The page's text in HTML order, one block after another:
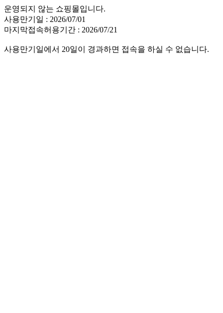
운영되지 않는 쇼핑몰입니다.
사용만기일 : 2026/07/01
마지막접속허용기간 : 2026/07/21
사용만기일에서 20일이 경과하면 접속을 하실 수 없습니다.